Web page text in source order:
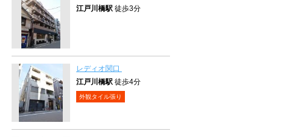
江戸川橋駅 徒歩3分
レディオ関口
江戸川橋駅 徒歩4分
外観タイル張り